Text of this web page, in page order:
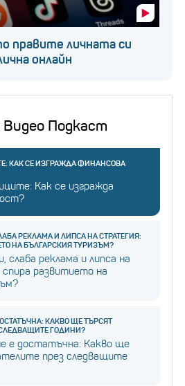
правите личната си
онлайн
Видео Подкаст
КАК СЕ ИЗГРАЖДА ФИНАНСОВА
Как се изгражда
РЕКЛАМА И ЛИПСА НА СТРАТЕГИЯ:
НА БЪЛГАРСКИЯ ТУРИЗЪМ?
слаба реклама и липса на
развитието на
КАКВО ЩЕ ТЪРСЯТ
ГОДИНИ?
е достатъчна: Какво ще
през следващите